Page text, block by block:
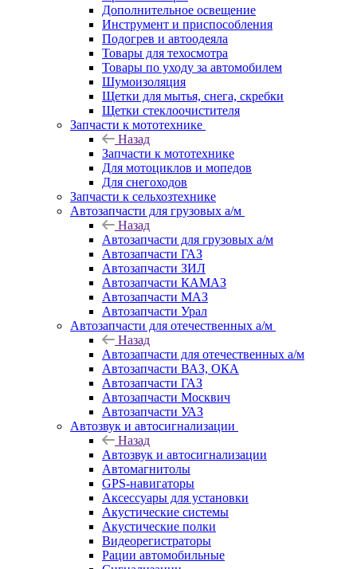
Дополнительное освещение
Инструмент и приспособления
Подогрев и автоодеяла
Товары для техосмотра
Товары по уходу за автомобилем
Шумоизоляция
Щетки для мытья, снега, скребки
Щетки стеклоочистителя
Запчасти к мототехнике
Назад
Запчасти к мототехнике
Для мотоциклов и мопедов
Для снегоходов
Запчасти к сельхозтехнике
Автозапчасти для грузовых а/м
Назад
Автозапчасти для грузовых а/м
Автозапчасти ГАЗ
Автозапчасти ЗИЛ
Автозапчасти КАМАЗ
Автозапчасти МАЗ
Автозапчасти Урал
Автозапчасти для отечественных а/м
Назад
Автозапчасти для отечественных а/м
Автозапчасти ВАЗ, ОКА
Автозапчасти ГАЗ
Автозапчасти Москвич
Автозапчасти УАЗ
Автозвук и автосигнализации
Назад
Автозвук и автосигнализации
Автомагнитолы
GPS-навигаторы
Аксессуары для установки
Акустические системы
Акустические полки
Видеорегистраторы
Рации автомобильные